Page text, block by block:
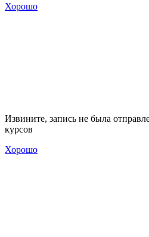
Хорошо
Извините, запись не была
курсов
Хорошо